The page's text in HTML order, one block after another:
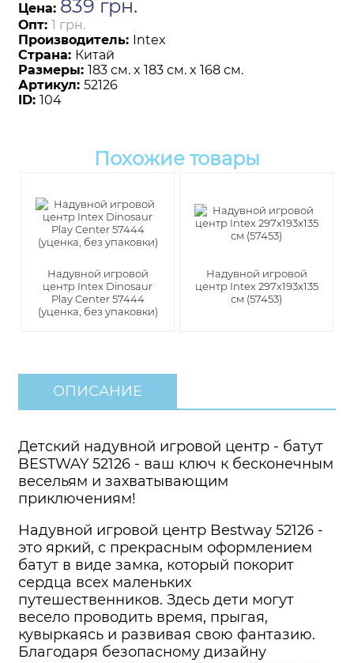
Цена: 839 грн.
Опт: 1 грн.
Производитель: Intex
Страна: Китай
Размеры: 183 см. x 183 см. x 168 см.
Артикул: 52126
ID: 104
Похожие товары
Надувной игровой
центр Intex Dinosaur
Play Center 57444
(уценка, без упаковки)
Надувной игровой
центр Intex 297х193х135
см (57453)
ОПИСАНИЕ
Детский надувной игровой центр - батут
BESTWAY 52126 - ваш ключ к бесконечным
весельям и захватывающим
приключениям!
Надувной игровой центр Bestway 52126 -
это яркий, с прекрасным оформлением
батут в виде замка, который покорит
сердца всех маленьких
путешественников. Здесь дети могут
весело проводить время, прыгая,
кувыркаясь и развивая свою фантазию.
Благодаря безопасному дизайну